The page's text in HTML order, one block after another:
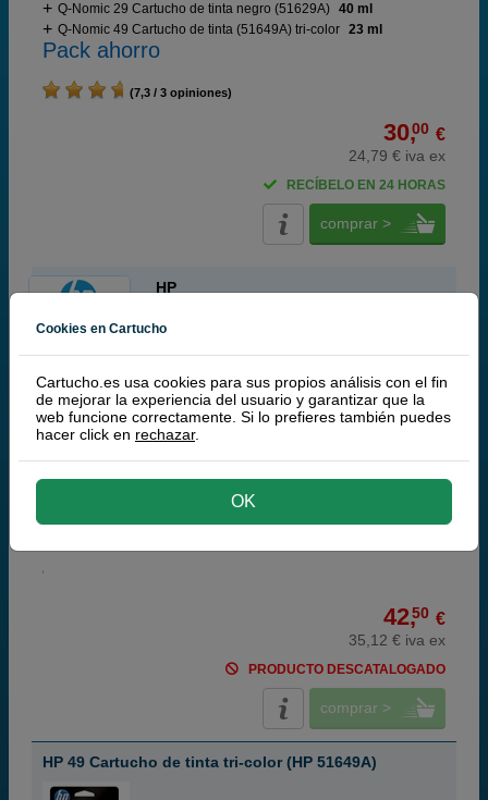
Q-Nomic 29 Cartucho de tinta negro (51629A) 40 ml
Q-Nomic 49 Cartucho de tinta (51649A) tri-color 23 ml
Pack ahorro
(7,3 / 3 opiniones)
30,00 €
24,79 € iva ex
RECÍBELO EN 24 HORAS
comprar >
HP
HP 29 Cartucho de tinta negro (HP 51629A)
negro
650 páginas
42,50 €
35,12 € iva ex
PRODUCTO DESCATALOGADO
comprar >
HP 49 Cartucho de tinta tri-color (HP 51649A)
Cookies en Cartucho
Cartucho.es usa cookies para sus propios análisis con el fin
de mejorar la experiencia del usuario y garantizar que la
web funcione correctamente. Si lo prefieres también puedes
hacer click en rechazar.
OK